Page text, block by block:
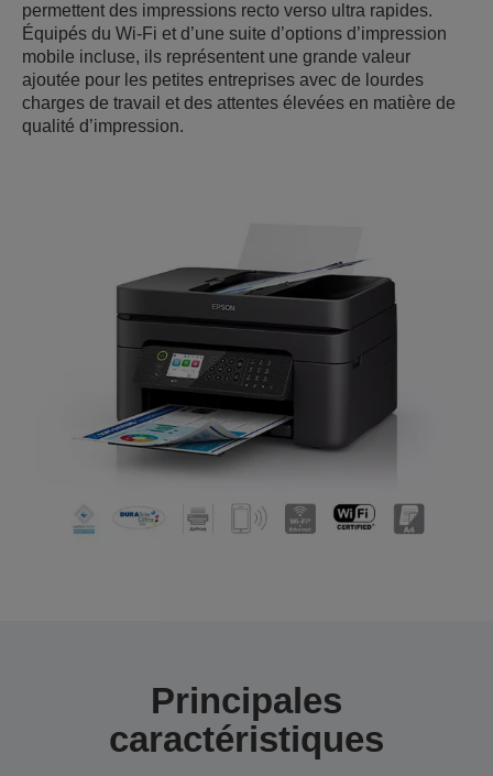
permettent des impressions recto verso ultra rapides.
Équipés du Wi-Fi et d’une suite d’options d’impression
mobile incluse, ils représentent une grande valeur
ajoutée pour les petites entreprises avec de lourdes
charges de travail et des attentes élevées en matière de
qualité d’impression.
Principales
caractéristiques